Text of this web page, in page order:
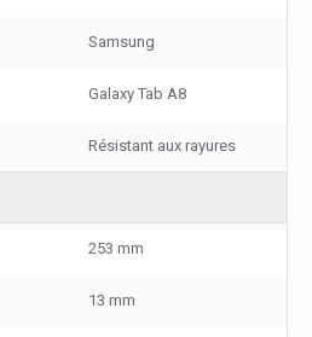
Samsung
Galaxy Tab A8
Résistant aux rayures
253 mm
13 mm